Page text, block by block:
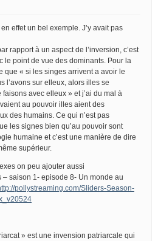
effet un bel exemple. J’y avait pas
rapport à un aspect de l’inversion, c’est
le point de vue des dominants. Pour la
que « si les singes arrivent a avoir le
l’avons sur elleux, alors illes se
avec elleux » et j’ai du mal à
au pouvoir illes aient des
des humains. Ce qui n’est pas
les signes bien qu’au pouvoir sont
humaine et c’est une manière de dire
supérieur.
on peu ajouter aussi
saison 1- episode 8- Un monde au
pollystreaming.com/Sliders-Season-
» est une invension patriarcale qui